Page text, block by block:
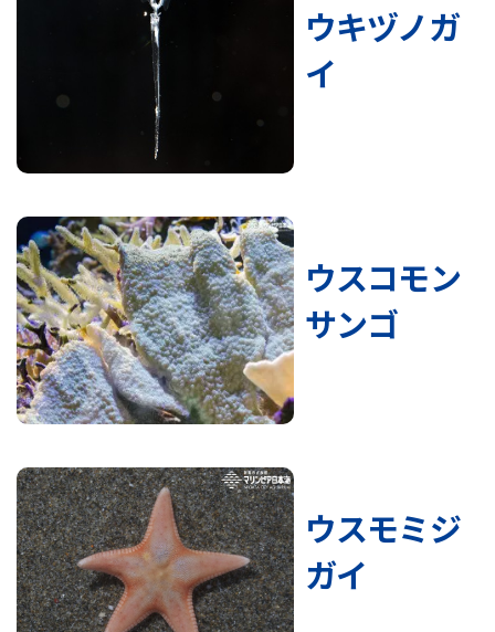
ウキヅノガ
イ
ウスコモン
サンゴ
ウスモミジ
ガイ